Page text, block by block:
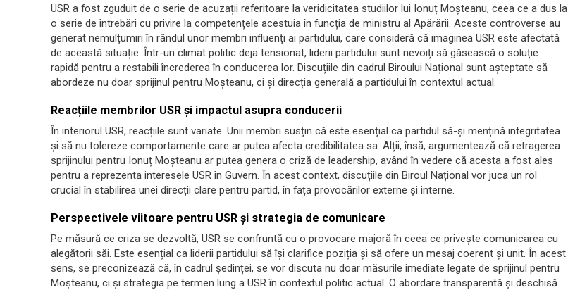
USR a fost zguduit de o serie de acuzații referitoare la veridicitatea studiilor lui Ionuț Moșteanu, ceea ce a dus la
o serie de întrebări cu privire la competențele acestuia în funcția de ministru al Apărării. Aceste controverse au
generat nemulțumiri în rândul unor membri influenți ai partidului, care consideră că imaginea USR este afectată
de această situație. Într-un climat politic deja tensionat, liderii partidului sunt nevoiți să găsească o soluție
rapidă pentru a restabili încrederea în conducerea lor. Discuțiile din cadrul Biroului Național sunt așteptate să
abordeze nu doar sprijinul pentru Moșteanu, ci și direcția generală a partidului în contextul actual.
Reacțiile membrilor USR și impactul asupra conducerii
În interiorul USR, reacțiile sunt variate. Unii membri susțin că este esențial ca partidul să-și mențină integritatea
și să nu tolereze comportamente care ar putea afecta credibilitatea sa. Alții, însă, argumentează că retragerea
sprijinului pentru Ionuț Moșteanu ar putea genera o criză de leadership, având în vedere că acesta a fost ales
pentru a reprezenta interesele USR în Guvern. În acest context, discuțiile din Biroul Național vor juca un rol
crucial în stabilirea unei direcții clare pentru partid, în fața provocărilor externe și interne.
Perspectivele viitoare pentru USR și strategia de comunicare
Pe măsură ce criza se dezvoltă, USR se confruntă cu o provocare majoră în ceea ce privește comunicarea cu
alegătorii săi. Este esențial ca liderii partidului să își clarifice poziția și să ofere un mesaj coerent și unit. În acest
sens, se preconizează că, în cadrul ședinței, se vor discuta nu doar măsurile imediate legate de sprijinul pentru
Moșteanu, ci și strategia pe termen lung a USR în contextul politic actual. O abordare transparentă și deschisă